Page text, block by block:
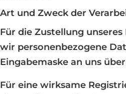
Art und Zweck der
Für die Zustellung
wir personenbezogene
Eingabemaske an uns
Für eine wirksame